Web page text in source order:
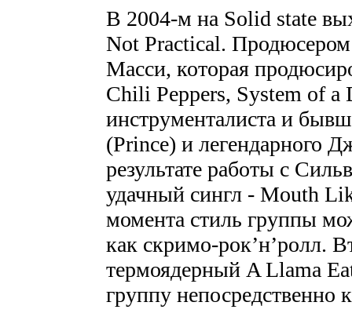
В 2004-м на Solid state
Not Practical.
Масси, которая
Chili Peppers, System of a
инструменталиста и
(Prince) и легендарного
результате работы с
удачный сингл - Mouth
момента стиль группы
как скримо-рок’н’ролл.
термоядерный A Llama
группу